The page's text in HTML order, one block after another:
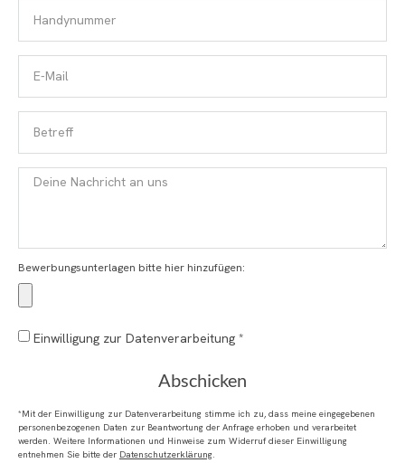
Bewerbungsunterlagen bitte hier hinzufügen:
Einwilligung zur Datenverarbeitung *
Abschicken
*Mit der Einwilligung zur Datenverarbeitung stimme ich zu, dass meine eingegebenen
personenbezogenen Daten zur Beantwortung der Anfrage erhoben und verarbeitet
werden. Weitere Informationen und Hinweise zum Widerruf dieser Einwilligung
entnehmen Sie bitte der Datenschutzerklärung.